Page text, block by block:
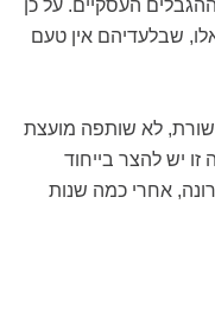
העסקיים. על כן
שבלעדיהם אין טעם
לא שותפה מועצת
זו יש להצר בייחוד
אחרי כמה שנות